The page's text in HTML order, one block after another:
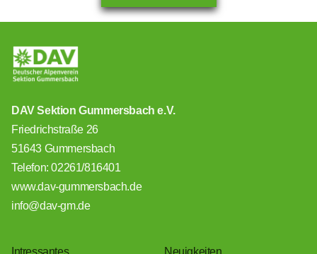
DAV Sektion Gummersbach e.V.
Friedrichstraße 26
51643 Gummersbach
Telefon: 02261/816401
www.dav-gummersbach.de
info@dav-gm.de
Intressantes Neuigkeiten